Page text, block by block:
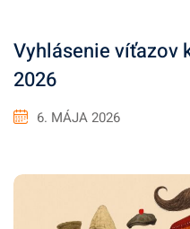
Vyhlásenie víťazov
2026
6. MÁJA 2026